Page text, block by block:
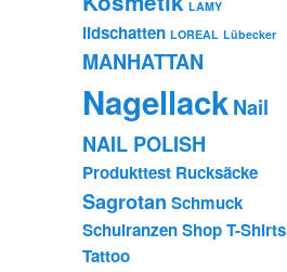
LAMY
lidschatten LOREAL Lübecker
MANHATTAN
NagellackNail
NAIL POLISH
Produkttest Rucksäcke
Sagrotan Schmuck
SchulranzenShopT-Shirts
Tattoo